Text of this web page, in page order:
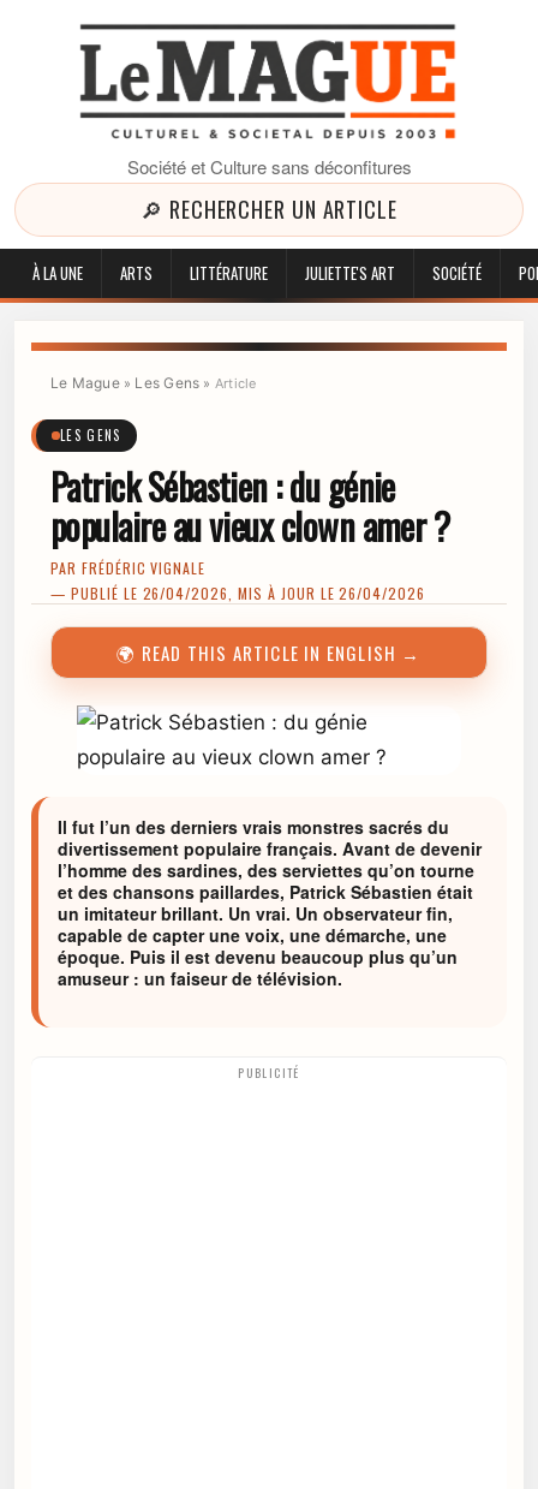
Société et Culture sans déconfitures
🔎 RECHERCHER UN ARTICLE
À LA UNE ARTS LITTÉRATURE JULIETTE'S ART SOCIÉTÉ
Le Mague» Les Gens » Article
LES GENS
Patrick Sébastien : du génie
populaire au vieux clown amer ?
PAR FRÉDÉRIC VIGNALE
— PUBLIÉ LE 26/04/2026, MIS À JOUR LE 26/04/2026
🌍 READ THIS ARTICLE IN ENGLISH →
Il fut l’un des derniers vrais monstres sacrés du
divertissement populaire français. Avant de devenir
l’homme des sardines, des serviettes qu’on tourne
et des chansons paillardes, Patrick Sébastien était
un imitateur brillant. Un vrai. Un observateur fin,
capable de capter une voix, une démarche, une
époque. Puis il est devenu beaucoup plus qu’un
amuseur : un faiseur de télévision.
PUBLICITÉ